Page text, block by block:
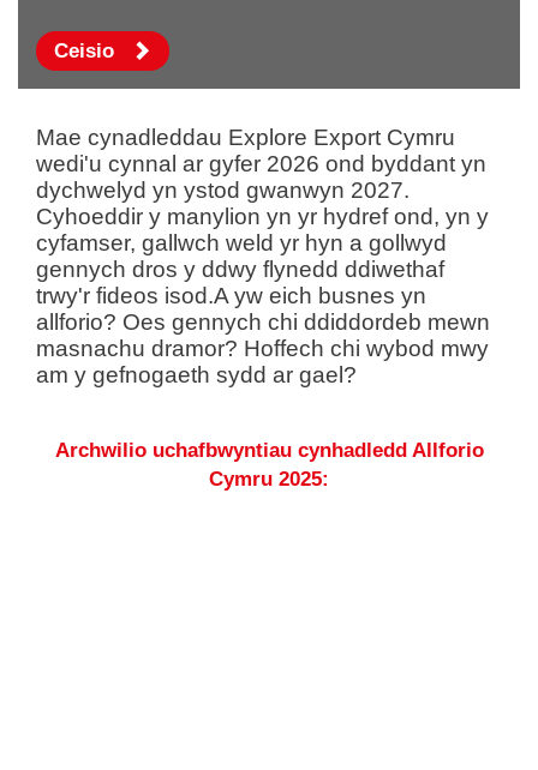
Ceisio
Mae cynadleddau Explore Export Cymru
wedi'u cynnal ar gyfer 2026 ond byddant yn
dychwelyd yn ystod gwanwyn 2027.
Cyhoeddir y manylion yn yr hydref ond, yn y
cyfamser, gallwch weld yr hyn a gollwyd
gennych dros y ddwy flynedd ddiwethaf
trwy'r fideos isod.A yw eich busnes yn
allforio? Oes gennych chi ddiddordeb mewn
masnachu dramor? Hoffech chi wybod mwy
am y gefnogaeth sydd ar gael?
Archwilio uchafbwyntiau cynhadledd Allforio
Cymru 2025: